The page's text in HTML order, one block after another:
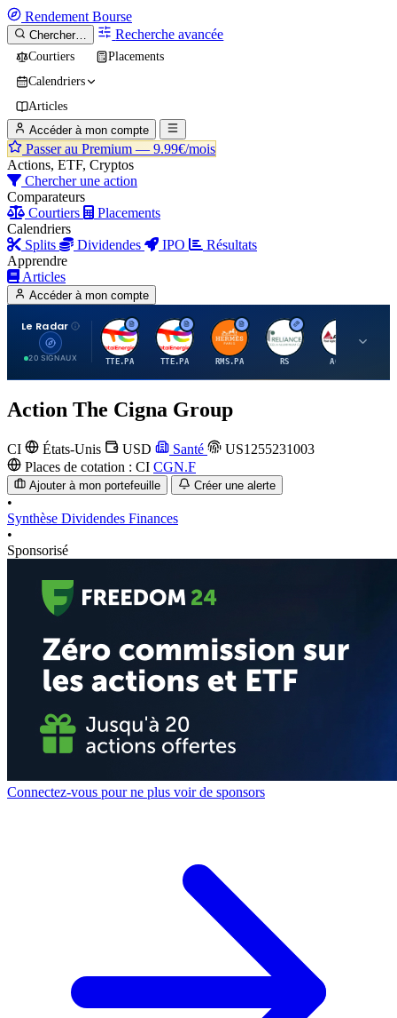
Rendement Bourse
Chercher… Recherche avancée
Courtiers
Placements
Calendriers
Articles
Accéder à mon compte
Passer au Premium — 9.99€/mois
Actions, ETF, Cryptos
Chercher une action
Comparateurs
Courtiers
Placements
Calendriers
Splits
Dividendes IPO
Résultats
Apprendre
Articles
Accéder à mon compte
Le Radar
20 SIGNAUX
T
TTE.PA
T
TTE.PA
H
RMS.PA
R
RS
A
AGCO
Action The Cigna Group
CI États-Unis USD Santé
US1255231003
Places de cotation : CI CGN.F
Ajouter à mon portefeuille Créer une alerte
•
Synthèse Dividendes Finances
•
Sponsorisé
Connectez-vous pour ne plus voir de sponsors